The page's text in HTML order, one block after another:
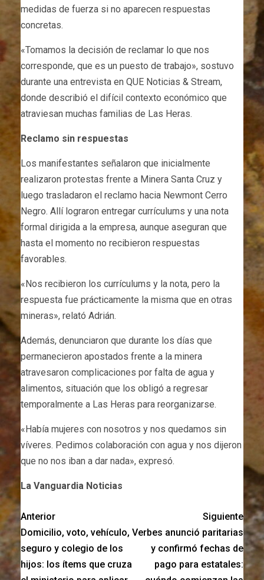
medidas de fuerza si no aparecen respuestas
concretas.
«Tomamos la decisión de reclamar lo que nos
corresponde, que es un puesto de trabajo», sostuvo
durante una entrevista en QUE Noticias & Stream,
donde describió el difícil contexto económico que
atraviesan muchas familias de Las Heras.
Reclamo sin respuestas
Los manifestantes señalaron que inicialmente
realizaron protestas frente a Minera Santa Cruz y
luego trasladaron el reclamo hacia Newmont Cerro
Negro. Allí lograron entregar currículums y una nota
formal dirigida a la empresa, aunque aseguran que
hasta el momento no recibieron respuestas
favorables.
«Nos recibieron los currículums y la nota, pero la
respuesta fue prácticamente la misma que en otras
mineras», relató Adrián.
Además, denunciaron que durante los días que
permanecieron apostados frente a la minera
atravesaron complicaciones por falta de agua y
alimentos, situación que los obligó a regresar
temporalmente a Las Heras para reorganizarse.
«Había mujeres con nosotros y nos quedamos sin
víveres. Pedimos colaboración con agua y nos dijeron
que no nos iban a dar nada», expresó.
La Vanguardia Noticias
Anterior
Domicilio, voto, vehículo,
seguro y colegio de los
hijos: los ítems que cruza
Siguiente
Verbes anunció paritarias
y confirmó fechas de
pago para estatales: